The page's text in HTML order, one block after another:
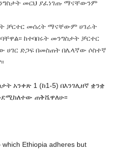
መርህ ያፈነገጡ ማናቸውንም
ቻርተር መሰረት ማናቸውም ሀገራት
ከተባበሩት መንግስታት ቻርተር
ድጋፍ በመስጠት በሌላኛው ሶስተኛ
አንቀጽ 1 (ከ1-5) በእንገሊዘኛ ቋንቋ
ጠቅሼዋለሁ፡፡
Ethiopia adheres but